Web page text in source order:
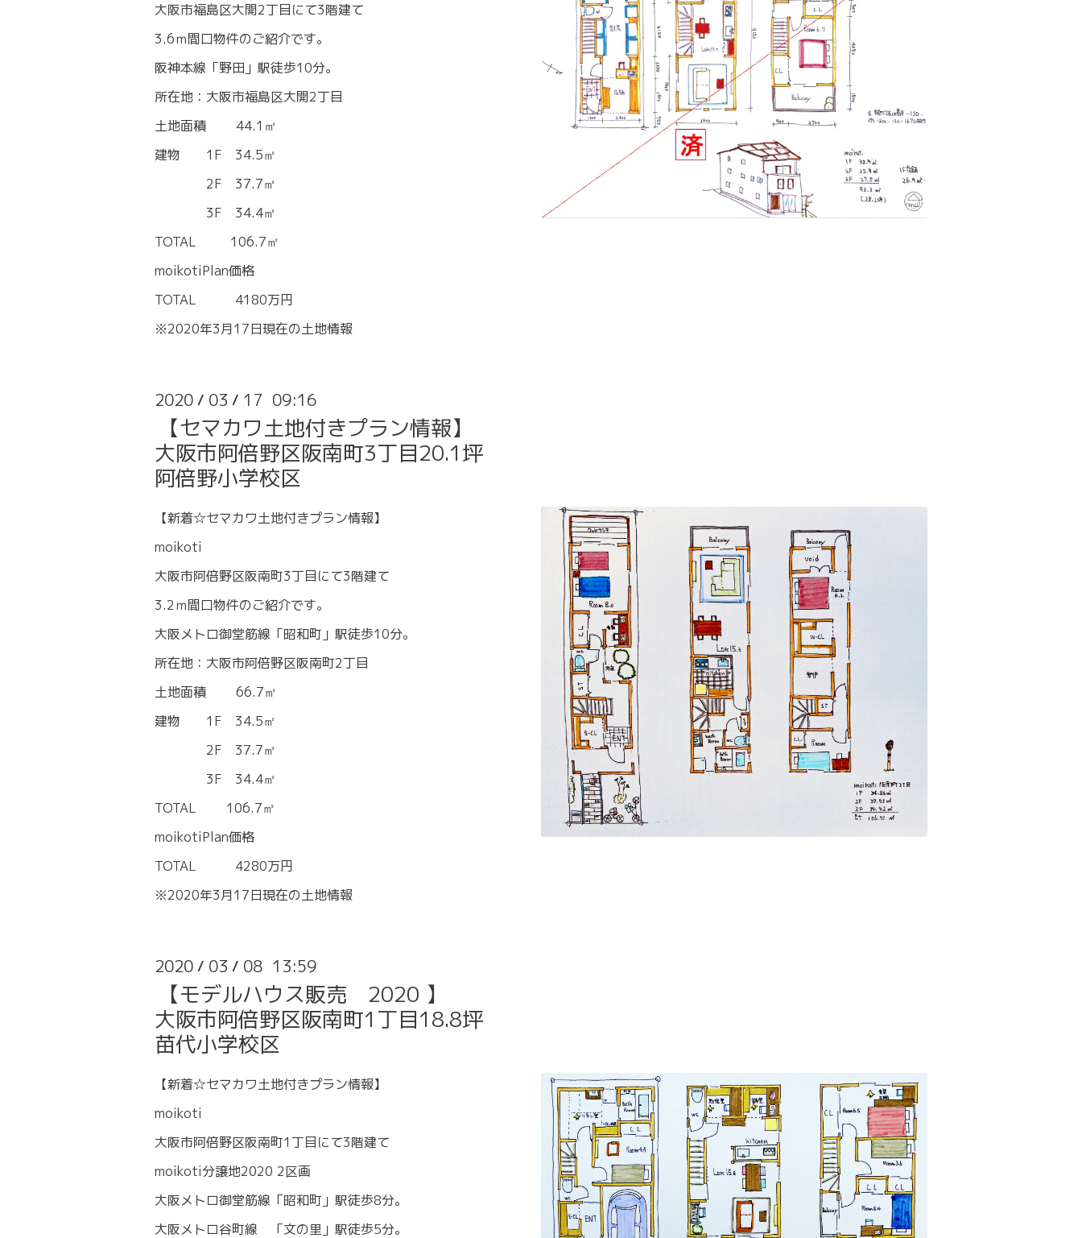
大阪市福島区大開2丁目にて3階建て
3.6ｍ間口物件のご紹介です。
阪神本線「野田」駅徒歩10分。
所在地：大阪市福島区大開2丁目
土地面積 44.1㎡
建物 1F 34.5㎡
2F 37.7㎡
3F 34.4㎡
TOTAL 106.7㎡
moikotiPlan価格
TOTAL 4180万円
※2020年3月17日現在の土地情報
2020 / 03 / 17 09:16
【セマカワ土地付きプラン情報】
大阪市阿倍野区阪南町3丁目20.1坪
阿倍野小学校区
【新着☆セマカワ土地付きプラン情報】
moikoti
大阪市阿倍野区阪南町3丁目にて3階建て
3.2ｍ間口物件のご紹介です。
大阪メトロ御堂筋線「昭和町」駅徒歩10分。
所在地：大阪市阿倍野区阪南町2丁目
土地面積 66.7㎡
建物 1F 34.5㎡
2F 37.7㎡
3F 34.4㎡
TOTAL 106.7㎡
moikotiPlan価格
TOTAL 4280万円
※2020年3月17日現在の土地情報
2020 / 03 / 08 13:59
【モデルハウス販売 2020 】
大阪市阿倍野区阪南町1丁目18.8坪
苗代小学校区
【新着☆セマカワ土地付きプラン情報】
moikoti
大阪市阿倍野区阪南町1丁目にて3階建て
moikoti分譲地2020 2区画
大阪メトロ御堂筋線「昭和町」駅徒歩8分。
大阪メトロ谷町線 「文の里」駅徒歩5分。